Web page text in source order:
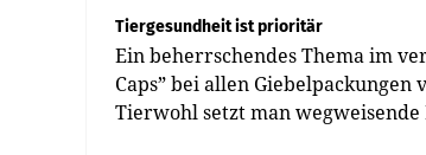
Tiergesundheit ist prioritär
Ein beherrschendes Thema im
Caps” bei allen
Tierwohl setzt man wegweisende